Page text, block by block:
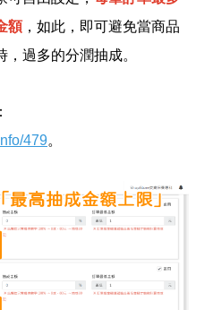
額，如此，即可避免當商品
過多的分潤抽成。
479。